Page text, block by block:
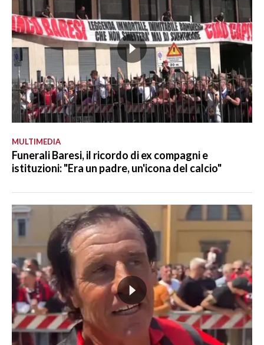
MULTIMEDIA
Funerali Baresi, il ricordo di ex compagni e
istituzioni: "Era un padre, un'icona del calcio"